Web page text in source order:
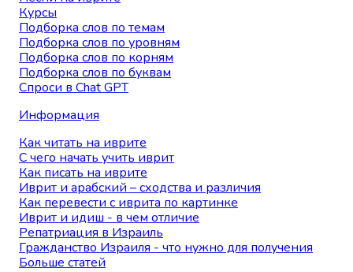
Курсы
Подборка слов по темам
Подборка слов по уровням
Подборка слов по корням
Подборка слов по буквам
Спроси в Chat GPT
Информация
Как читать на иврите
С чего начать учить иврит
Как писать на иврите
Иврит и арабский – сходства и различия
Как перевести с иврита по картинке
Иврит и идиш - в чем отличие
Репатриация в Израиль
Гражданство Израиля - что нужно для получения
Больше статей